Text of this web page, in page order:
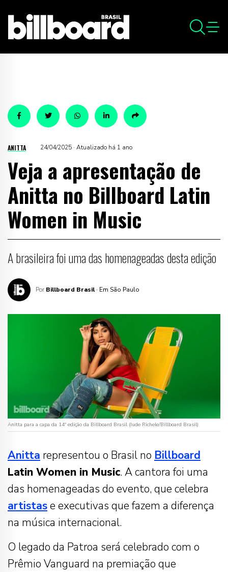
ANITTA 24/04/2025 · Atualizado há 1 ano
Veja a apresentação de
Anitta no Billboard Latin
Women in Music
A brasileira foi uma das homenageadas desta edição
Por Billboard Brasil · Em São Paulo
Anitta para a capa da 14ª edição da Billboard Brasil (Iude Richele/Billboard Brasil)
Anitta representou o Brasil no Billboard
Latin Women in Music. A cantora foi uma
das homenageadas do evento, que celebra
artistase executivas que fazem a diferença
na música internacional.
O legado da Patroa será celebrado com o
Prêmio Vanguard na premiação que